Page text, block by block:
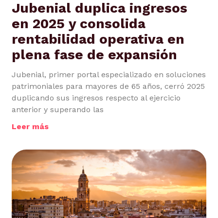
Jubenial duplica ingresos
en 2025 y consolida
rentabilidad operativa en
plena fase de expansión
Jubenial, primer portal especializado en soluciones
patrimoniales para mayores de 65 años, cerró 2025
duplicando sus ingresos respecto al ejercicio
anterior y superando las
Leer más